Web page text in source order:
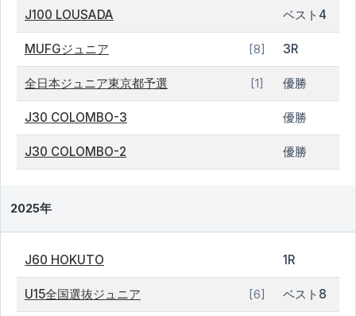
J100 LOUSADA ベスト4
MUFGジュニア [8] 3R
全日本ジュニア東京都予選 [1] 優勝
J30 COLOMBO-3 優勝
J30 COLOMBO-2 優勝
2025年
J60 HOKUTO 1R
U15全国選抜ジュニア [6] ベスト8